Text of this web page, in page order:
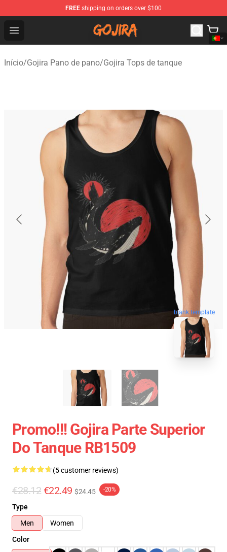
FREE shipping on orders over $100
Open menu
Gojira Shop - Official Gojira Merchandise Store
Início/Gojira Pano de pano/Gojira Tops de tanque
blank template
Promo!!! Gojira Parte Superior
Do Tanque RB1509
(5 customer reviews)
€28.12 €22.49 $24.45 -20%
Type
Men
Women
Color